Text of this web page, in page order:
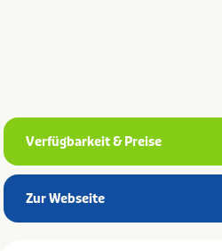
Verfügbarkeit & Preise
Zur Webseite